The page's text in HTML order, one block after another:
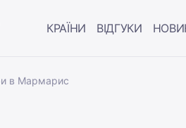
КРАЇНИ ВІДГУКИ
в Мармарис